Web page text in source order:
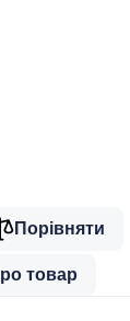
Порівняти
товар